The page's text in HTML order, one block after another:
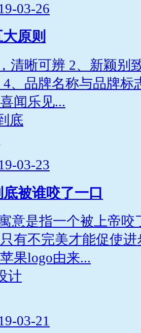
03-26
原则
清晰可辨 2、新颖别
、品牌名称与品牌标
闻乐见...
03-23
底被谁咬了一口
意是指一个被上帝
有不完美才能促使
果logo由来...
03-21